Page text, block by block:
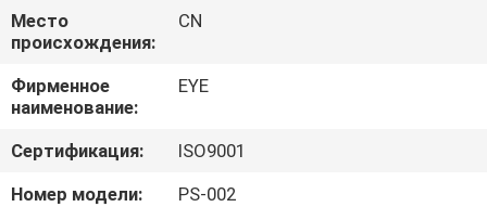
О
КОМПАНИИ
НАША
ФАБРИКА
Место
происхождения:
CN
Фирменное
наименование:
EYE
Сертификация:
ISO9001
Номер модели:
PS-002